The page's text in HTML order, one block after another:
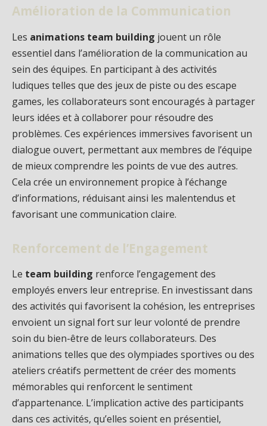
Amélioration de la Communication
Les animations team building jouent un rôle
essentiel dans l’amélioration de la communication au
sein des équipes. En participant à des activités
ludiques telles que des jeux de piste ou des escape
games, les collaborateurs sont encouragés à partager
leurs idées et à collaborer pour résoudre des
problèmes. Ces expériences immersives favorisent un
dialogue ouvert, permettant aux membres de l’équipe
de mieux comprendre les points de vue des autres.
Cela crée un environnement propice à l’échange
d’informations, réduisant ainsi les malentendus et
favorisant une communication claire.
Renforcement de l’Engagement
Le team building renforce l’engagement des
employés envers leur entreprise. En investissant dans
des activités qui favorisent la cohésion, les entreprises
envoient un signal fort sur leur volonté de prendre
soin du bien-être de leurs collaborateurs. Des
animations telles que des olympiades sportives ou des
ateliers créatifs permettent de créer des moments
mémorables qui renforcent le sentiment
d’appartenance. L’implication active des participants
dans ces activités, qu’elles soient en présentiel,